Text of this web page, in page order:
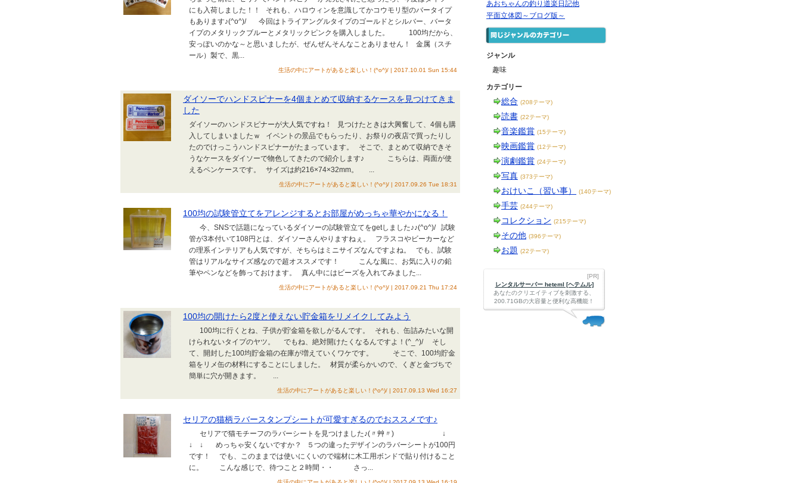
にも入荷しました！！ それも、ハロウィンを意識してかコウモリ型のバータイプ
もあります♪(^o^)/ 今回はトライアングルタイプのゴールドとシルバー、バータ
イプのメタリックブルーとメタリックピンクを購入しました。 100均だから、
安っぽいのかな～と思いましたが、ぜんぜんそんなことありません！ 金属（スチ
ール）製で、黒...
生活の中にアートがあると楽しい！(^o^)/ | 2017.10.01 Sun 15:44
ダイソーでハンドスピナーを4個まとめて収納するケースを見つけてきま
した
ダイソーのハンドスピナーが大人気ですね！ 見つけたときは大興奮して、4個も購
入してしまいましたｗ イベントの景品でもらったり、お祭りの夜店で買ったりし
たのでけっこうハンドスピナーがたまっています。 そこで、まとめて収納できそ
うなケースをダイソーで物色してきたので紹介します♪ こちらは、両面が使
えるペンケースです。 サイズは約216×74×32mm。 ...
生活の中にアートがあると楽しい！(^o^)/ | 2017.09.26 Tue 18:31
100均の試験管立てをアレンジするとお部屋がめっちゃ華やかになる！
今、SNSで話題になっているダイソーの試験管立てをgetしました♪♪(^o^)/ 試験
管が3本付いて108円とは、ダイソーさんやりますねぇ。 フラスコやビーカーなど
の理系インテリアも人気ですが、そちらはミニサイズなんですよね。 でも、試験
管はリアルなサイズ感なので超オススメです！ こんな風に、お気に入りの鉛
筆やペンなどを飾っておけます。 真ん中にはビーズを入れてみました...
生活の中にアートがあると楽しい！(^o^)/ | 2017.09.21 Thu 17:24
100均の開けたら2度と使えない貯金箱をリメイクしてみよう
100均に行くとね、子供が貯金箱を欲しがるんです。 それも、缶詰みたいな開
けられないタイプのヤツ。 でもね、絶対開けたくなるんですよ！(^_^)/ そし
て、開封した100均貯金箱の在庫が増えていくワケです。 そこで、100均貯金
箱をリメ缶の材料にすることにしました。 材質が柔らかいので、くぎと金づちで
簡単に穴が開きます。 ...
生活の中にアートがあると楽しい！(^o^)/ | 2017.09.13 Wed 16:27
セリアの猫柄ラバースタンプシートが可愛すぎるのでおススメです♪
セリアで猫モチーフのラバーシートを見つけました♪(〃艸〃) ↓
↓ ↓ めっちゃ安くないですか？ ５つの違ったデザインのラバーシートが100円
です！ でも、このままでは使いにくいので端材に木工用ボンドで貼り付けること
に。 こんな感じで、待つこと２時間・・ さっ...
あおちゃんの釣り道楽日記他
平面立体図～ブログ版～
ジャンル
趣味
カテゴリー
総合 (208テーマ)
読書 (22テーマ)
音楽鑑賞 (15テーマ)
映画鑑賞 (12テーマ)
演劇鑑賞 (24テーマ)
写真 (373テーマ)
おけいこ（習い事） (140テーマ)
手芸 (244テーマ)
コレクション (215テーマ)
その他 (396テーマ)
お題 (22テーマ)
[PR]
レンタルサーバー heteml [ヘテムル]
あなたのクリエイティブを刺激する、
200.71GBの大容量と便利な高機能！